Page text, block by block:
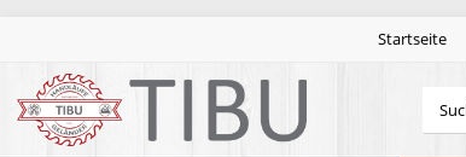
Startseite